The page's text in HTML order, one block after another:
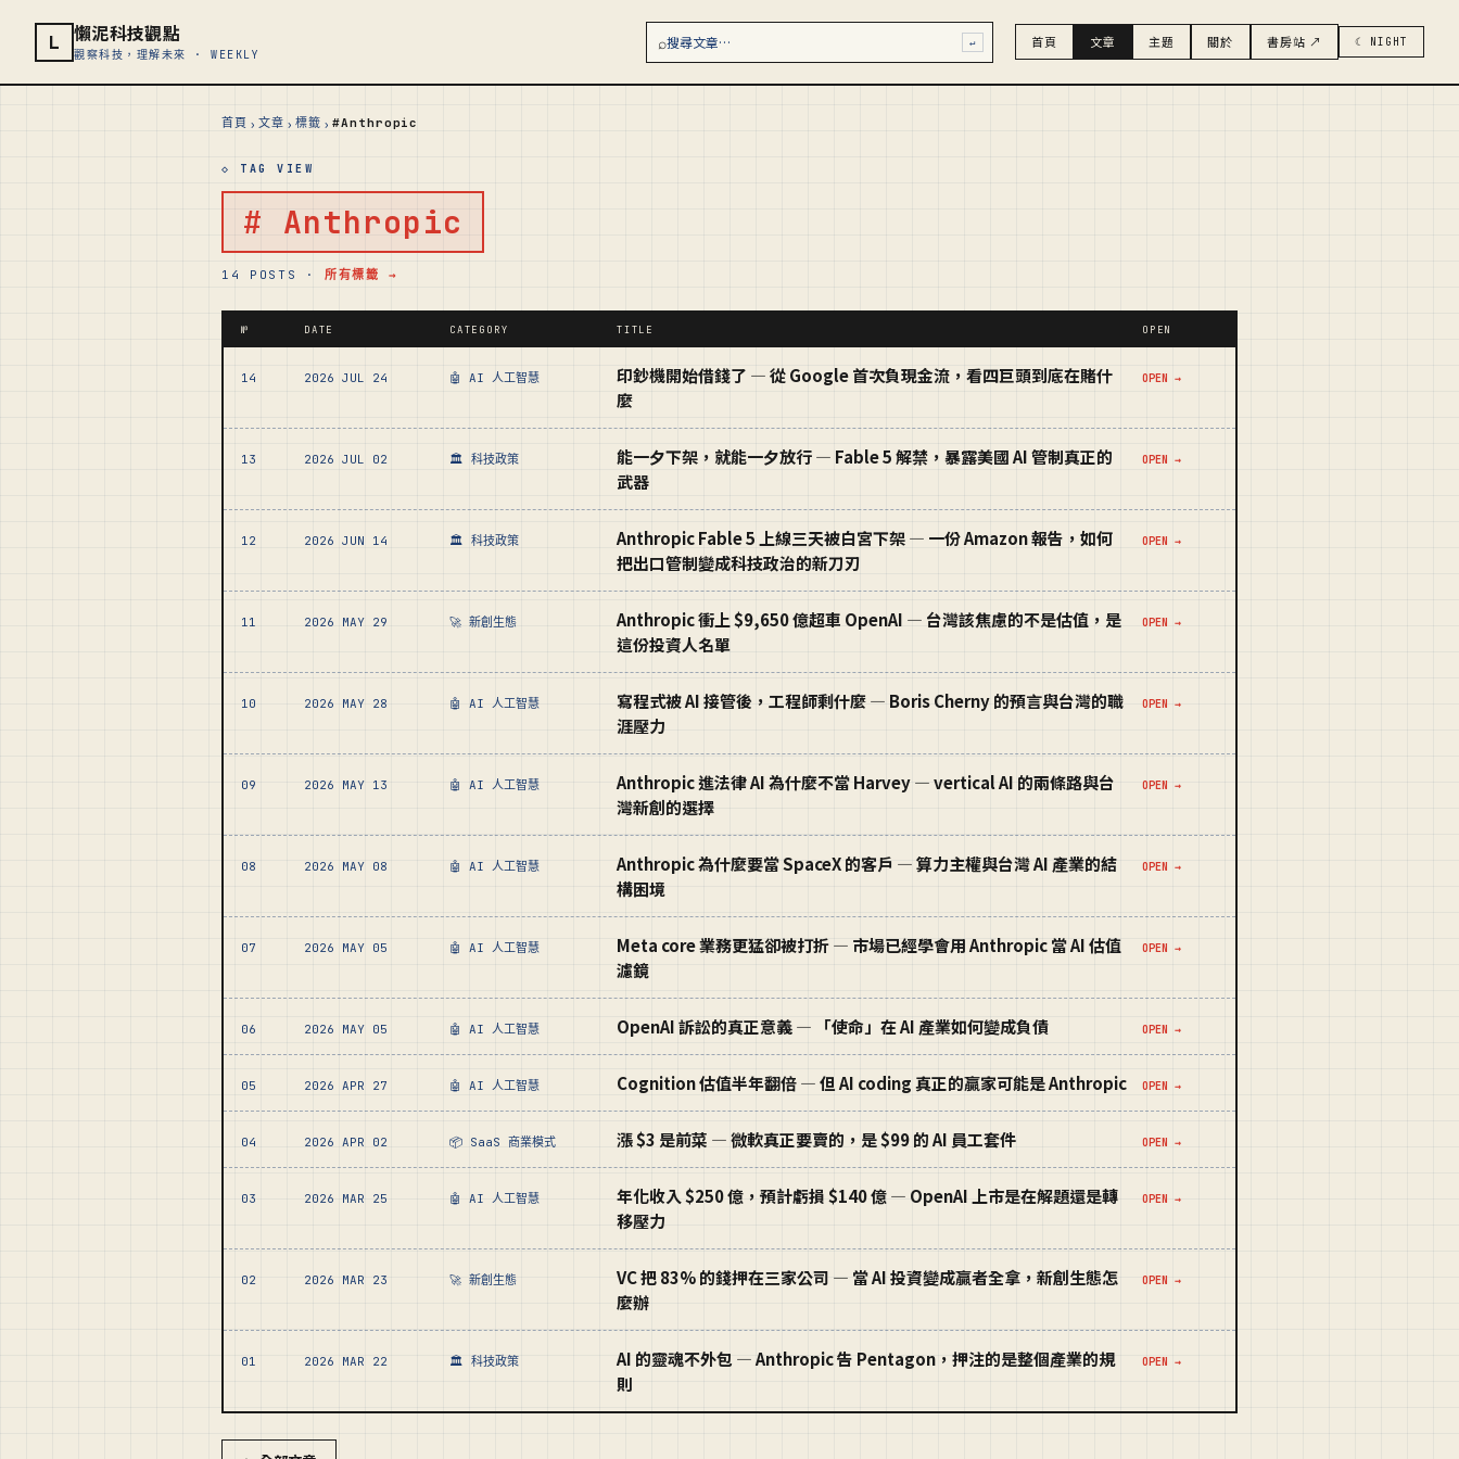
L 懶泥科技觀點
觀察科技，理解未來 · WEEKLY
⌕搜尋文章… ↵ 首頁 文章 主題 關於 書房站 ↗ ☾ NIGHT
首頁 › 文章 › 標籤 › #Anthropic
◇ TAG VIEW
# Anthropic
14 POSTS ·所有標籤 →
№ DATE CATEGORY TITLE OPEN
14 2026 JUL 24 🤖 AI 人工智慧
印鈔機開始借錢了 — 從 Google 首次負現金流，看四巨頭到底在賭什
麼
OPEN →
13 2026 JUL 02 🏛️ 科技政策
能一夕下架，就能一夕放行 — Fable 5 解禁，暴露美國 AI 管制真正的
武器
OPEN →
12 2026 JUN 14 🏛️ 科技政策
Anthropic Fable 5 上線三天被白宮下架 — 一份 Amazon 報告，如何
把出口管制變成科技政治的新刀刃
OPEN →
11 2026 MAY 29 🚀 新創生態
Anthropic 衝上 $9,650 億超車 OpenAI — 台灣該焦慮的不是估值，是
這份投資人名單
OPEN →
10 2026 MAY 28 🤖 AI 人工智慧
寫程式被 AI 接管後，工程師剩什麼 — Boris Cherny 的預言與台灣的職
涯壓力
OPEN →
09 2026 MAY 13 🤖 AI 人工智慧
Anthropic 進法律 AI 為什麼不當 Harvey — vertical AI 的兩條路與台
灣新創的選擇
OPEN →
08 2026 MAY 08 🤖 AI 人工智慧
Anthropic 為什麼要當 SpaceX 的客戶 — 算力主權與台灣 AI 產業的結
構困境
OPEN →
07 2026 MAY 05 🤖 AI 人工智慧
Meta core 業務更猛卻被打折 — 市場已經學會用 Anthropic 當 AI 估值
濾鏡
OPEN →
06 2026 MAY 05 🤖 AI 人工智慧 OpenAI 訴訟的真正意義 — 「使命」在 AI 產業如何變成負債 OPEN →
05 2026 APR 27 🤖 AI 人工智慧 Cognition 估值半年翻倍 — 但 AI coding 真正的贏家可能是 Anthropic OPEN →
04 2026 APR 02 📦 SaaS 商業模式 漲 $3 是前菜 — 微軟真正要賣的，是 $99 的 AI 員工套件 OPEN →
03 2026 MAR 25 🤖 AI 人工智慧
年化收入 $250 億，預計虧損 $140 億 — OpenAI 上市是在解題還是轉
移壓力
OPEN →
02 2026 MAR 23 🚀 新創生態
VC 把 83% 的錢押在三家公司 — 當 AI 投資變成贏者全拿，新創生態怎
麼辦
OPEN →
01 2026 MAR 22 🏛️ 科技政策
AI 的靈魂不外包 — Anthropic 告 Pentagon，押注的是整個產業的規
則
OPEN →